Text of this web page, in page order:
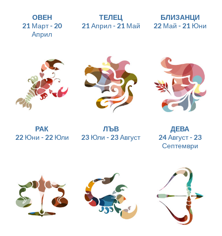
ОВЕН
21 Март - 20
Април
ТЕЛЕЦ
21 Април - 21 Май
БЛИЗАНЦИ
22 Май - 21 Юни
РАК
22 Юни - 22 Юли
ЛЪВ
23 Юли - 23 Август
ДЕВА
24 Август - 23
Септември